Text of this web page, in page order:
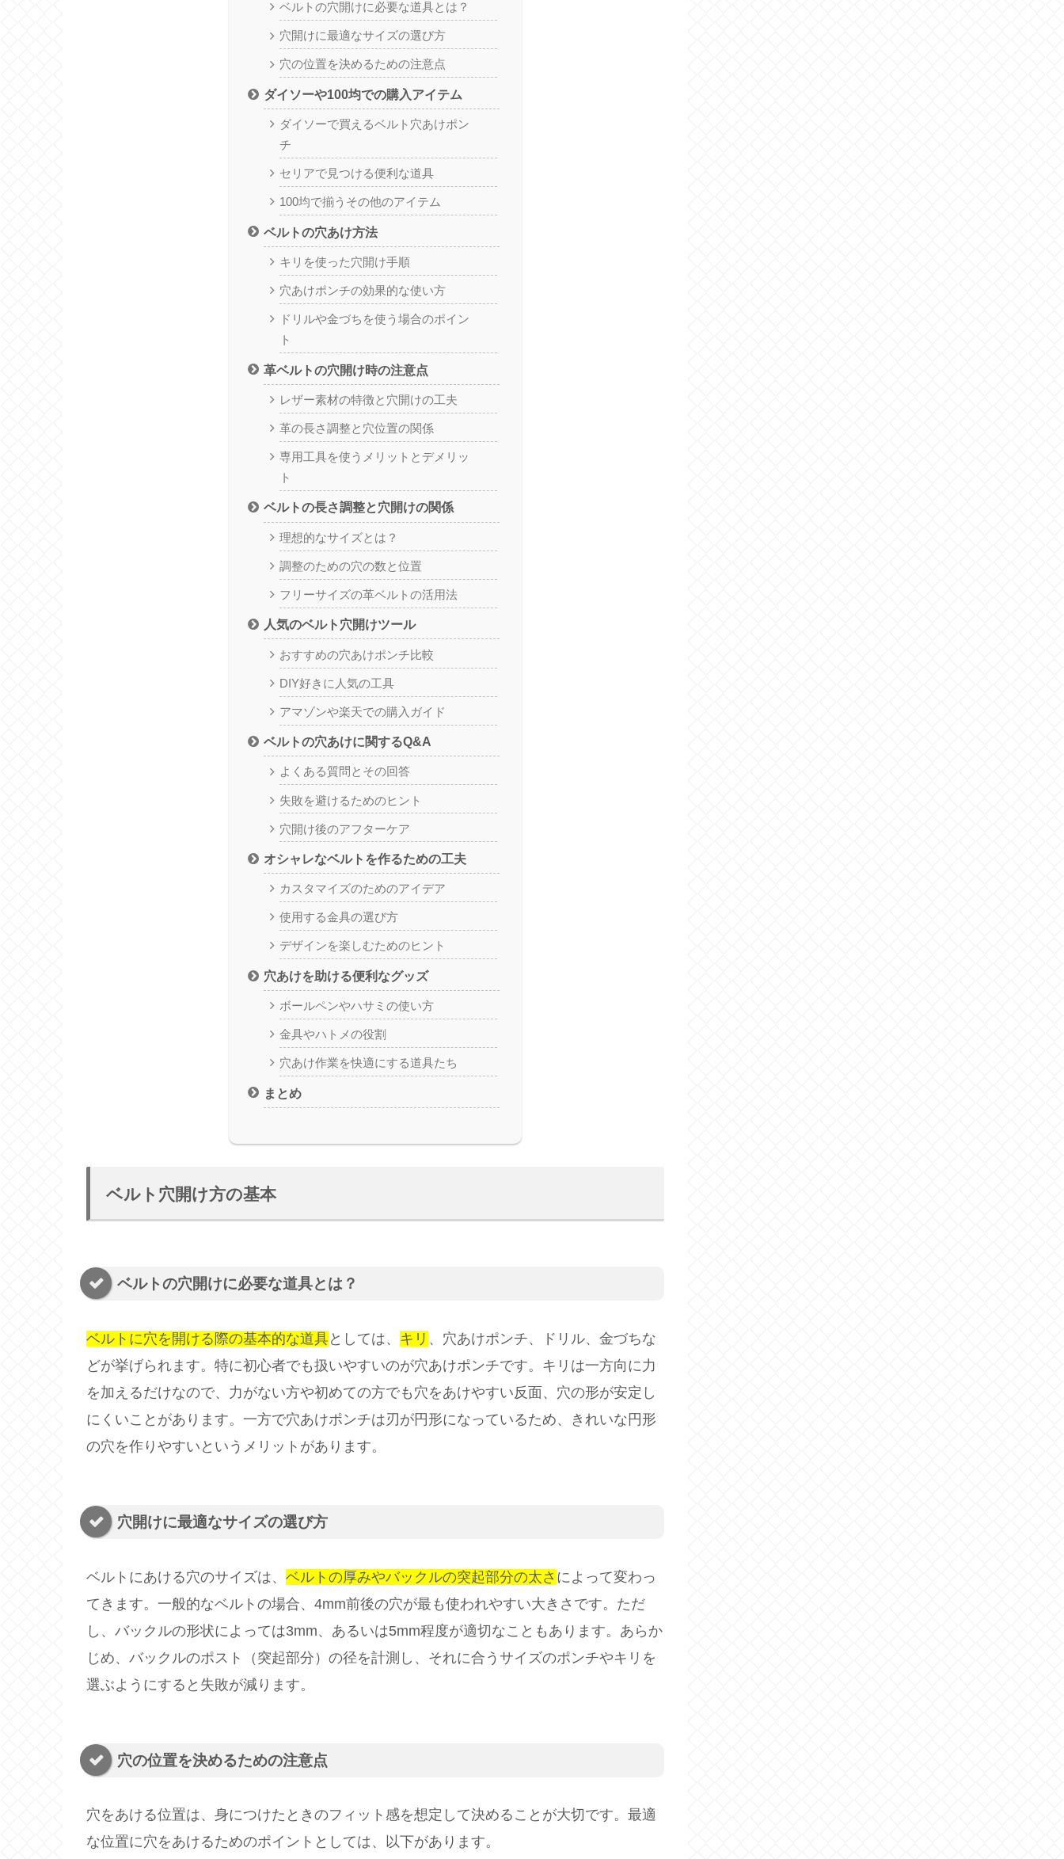
ベルトの穴開けに必要な道具とは？
穴開けに最適なサイズの選び方
穴の位置を決めるための注意点
ダイソーや100均での購入アイテム
ダイソーで買えるベルト穴あけポン
チ
セリアで見つける便利な道具
100均で揃うその他のアイテム
ベルトの穴あけ方法
キリを使った穴開け手順
穴あけポンチの効果的な使い方
ドリルや金づちを使う場合のポイン
ト
革ベルトの穴開け時の注意点
レザー素材の特徴と穴開けの工夫
革の長さ調整と穴位置の関係
専用工具を使うメリットとデメリッ
ト
ベルトの長さ調整と穴開けの関係
理想的なサイズとは？
調整のための穴の数と位置
フリーサイズの革ベルトの活用法
人気のベルト穴開けツール
おすすめの穴あけポンチ比較
DIY好きに人気の工具
アマゾンや楽天での購入ガイド
ベルトの穴あけに関するQ&A
よくある質問とその回答
失敗を避けるためのヒント
穴開け後のアフターケア
オシャレなベルトを作るための工夫
カスタマイズのためのアイデア
使用する金具の選び方
デザインを楽しむためのヒント
穴あけを助ける便利なグッズ
ボールペンやハサミの使い方
金具やハトメの役割
穴あけ作業を快適にする道具たち
まとめ
ベルト穴開け方の基本
ベルトの穴開けに必要な道具とは？
ベルトに穴を開ける際の基本的な道具 としては、 キリ 、穴あけポンチ、ドリル、金づちな
どが挙げられます。特に初心者でも扱いやすいのが穴あけポンチです。キリは一方向に力
を加えるだけなので、力がない方や初めての方でも穴をあけやすい反面、穴の形が安定し
にくいことがあります。一方で穴あけポンチは刃が円形になっているため、きれいな円形
の穴を作りやすいというメリットがあります。
穴開けに最適なサイズの選び方
ベルトにあける穴のサイズは、 ベルトの厚みやバックルの突起部分の太さ によって変わっ
てきます。一般的なベルトの場合、4mm前後の穴が最も使われやすい大きさです。ただ
し、バックルの形状によっては3mm、あるいは5mm程度が適切なこともあります。あらか
じめ、バックルのポスト（突起部分）の径を計測し、それに合うサイズのポンチやキリを
選ぶようにすると失敗が減ります。
穴の位置を決めるための注意点
穴をあける位置は、身につけたときのフィット感を想定して決めることが大切です。最適
な位置に穴をあけるためのポイントとしては、以下があります。